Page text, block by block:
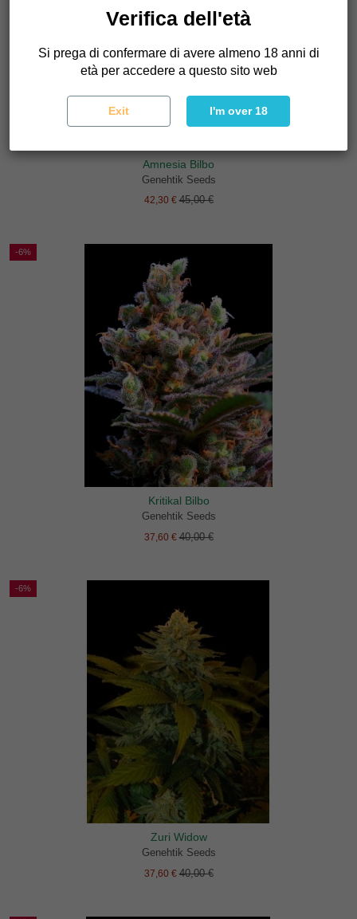
Amnesia Bilbo
Genehtik Seeds
42,30 €45,00 €
-6%
Kritikal Bilbo
Genehtik Seeds
37,60 €40,00 €
-6%
Zuri Widow
Genehtik Seeds
37,60 €40,00 €
Verifica dell'età
Si prega di confermare di avere almeno 18 anni di
età per accedere a questo sito web
Exit I'm over 18